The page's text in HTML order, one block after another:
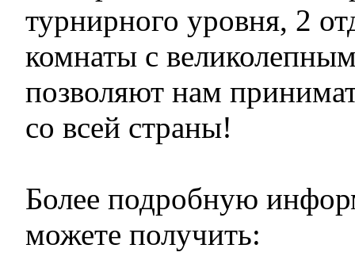
турнирного уровня, 2
комнаты с
позволяют нам
со всей страны!
Более подробную
можете получить: